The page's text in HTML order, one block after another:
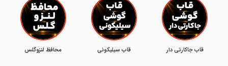
قاب جاکارتی دار قاب سیلیکونی محافظ لنزوگلس